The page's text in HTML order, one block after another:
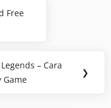
Free
– Cara
Game
❯